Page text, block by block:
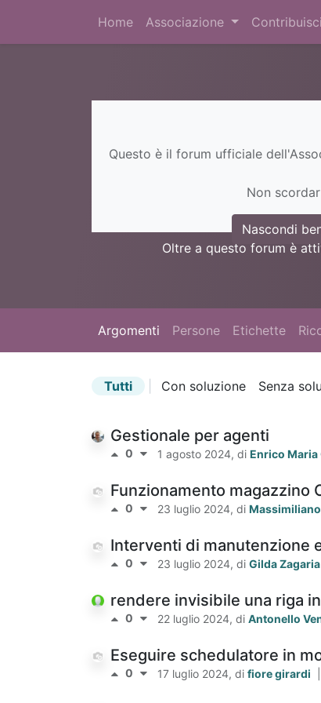
Home Associazione Contribuisci
Questo è il forum ufficiale
Non
Nascondi
Oltre a questo forum è
Argomenti Persone Etichette
Tutti Con soluzione Senza
Gestionale per agenti
0 1 agosto 2024, di Enrico Maria
Funzionamento magazzino
0 23 luglio 2024, di Massimiliano
Interventi di manutenzione
0 23 luglio 2024, di Gilda Zagaria
rendere invisibile una riga
0 22 luglio 2024, di Antonello
Eseguire schedulatore in
0 17 luglio 2024, di fiore girardi